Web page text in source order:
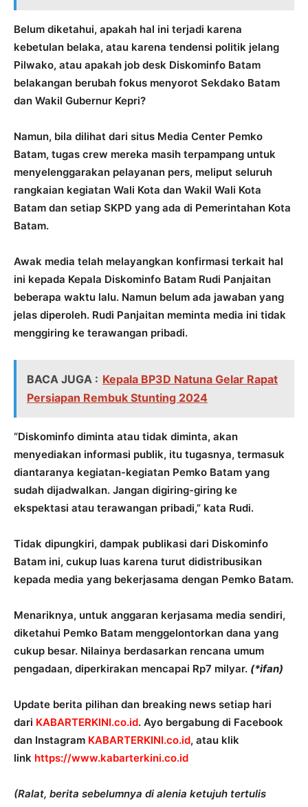
Belum diketahui, apakah hal ini terjadi karena
kebetulan belaka, atau karena tendensi politik jelang
Pilwako, atau apakah job desk Diskominfo Batam
belakangan berubah fokus menyorot Sekdako Batam
dan Wakil Gubernur Kepri?
Namun, bila dilihat dari situs Media Center Pemko
Batam, tugas crew mereka masih terpampang untuk
menyelenggarakan pelayanan pers, meliput seluruh
rangkaian kegiatan Wali Kota dan Wakil Wali Kota
Batam dan setiap SKPD yang ada di Pemerintahan Kota
Batam.
Awak media telah melayangkan konfirmasi terkait hal
ini kepada Kepala Diskominfo Batam Rudi Panjaitan
beberapa waktu lalu. Namun belum ada jawaban yang
jelas diperoleh. Rudi Panjaitan meminta media ini tidak
menggiring ke terawangan pribadi.
BACA JUGA : Kepala BP3D Natuna Gelar Rapat
Persiapan Rembuk Stunting 2024
“Diskominfo diminta atau tidak diminta, akan
menyediakan informasi publik, itu tugasnya, termasuk
diantaranya kegiatan-kegiatan Pemko Batam yang
sudah dijadwalkan. Jangan digiring-giring ke
ekspektasi atau terawangan pribadi,” kata Rudi.
Tidak dipungkiri, dampak publikasi dari Diskominfo
Batam ini, cukup luas karena turut didistribusikan
kepada media yang bekerjasama dengan Pemko Batam.
Menariknya, untuk anggaran kerjasama media sendiri,
diketahui Pemko Batam menggelontorkan dana yang
cukup besar. Nilainya berdasarkan rencana umum
pengadaan, diperkirakan mencapai Rp7 milyar. (*ifan)
Update berita pilihan dan breaking news setiap hari
dari KABARTERKINI.co.id. Ayo bergabung di Facebook
dan Instagram KABARTERKINI.co.id, atau klik
link https://www.kabarterkini.co.id
(Ralat, berita sebelumnya di alenia ketujuh tertulis